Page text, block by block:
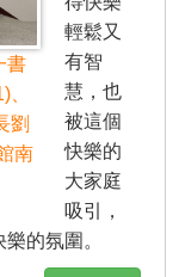
書
劉
南
輕鬆又
有智
慧，也
被這個
快樂的
大家庭
吸引，
的氛圍。